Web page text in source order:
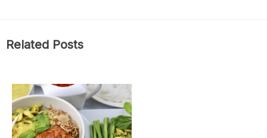
Related Posts